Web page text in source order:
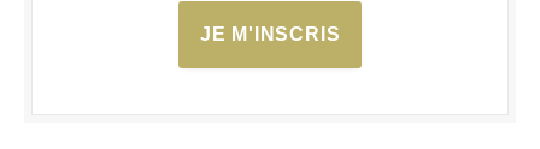
JE M'INSCRIS